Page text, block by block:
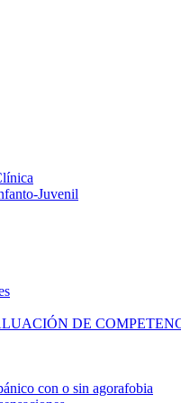
Juvenil
DE
con o sin agorafobia